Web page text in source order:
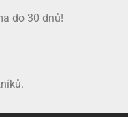
do 30 dnů!